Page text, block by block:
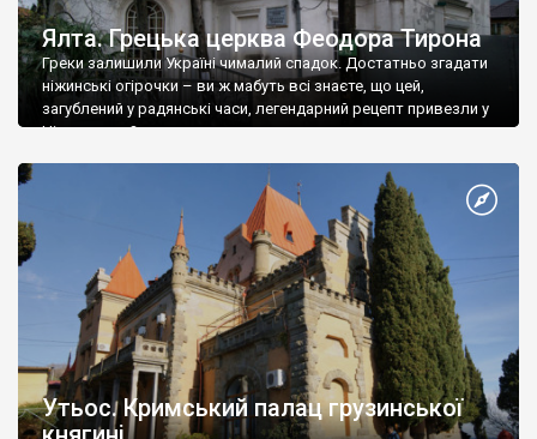
Ялта. Грецька церква Феодора Тирона
Греки залишили Україні чималий спадок. Достатньо згадати
ніжинські огірочки – ви ж мабуть всі знаєте, що цей,
загублений у радянські часи, легендарний рецепт привезли у
Ніжин греки?
Утьос. Кримський палац грузинської